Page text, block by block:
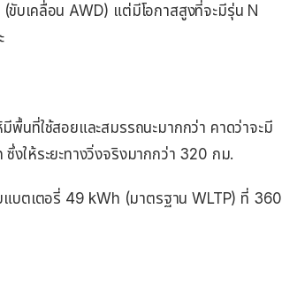
ขับเคลื่อน AWD) แต่มีโอกาสสูงที่จะมีรุ่น N
นที่ใช้สอยและสมรรถนะมากกว่า คาดว่าจะมี
งให้ระยะทางวิ่งจริงมากกว่า 320 กม.
บตเตอรี่ 49 kWh (มาตรฐาน WLTP) ที่ 360